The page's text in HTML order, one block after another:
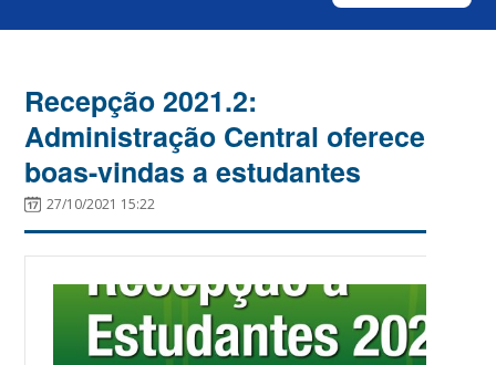
Recepção 2021.2:
Administração Central oferece
boas-vindas a estudantes
27/10/2021 15:22